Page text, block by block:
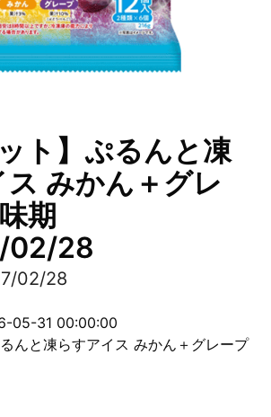
ト】ぷるんと凍
ス みかん＋グレ
期
02/28
02/28
05-31 00:00:00
るんと凍らすアイス みかん＋グレープ